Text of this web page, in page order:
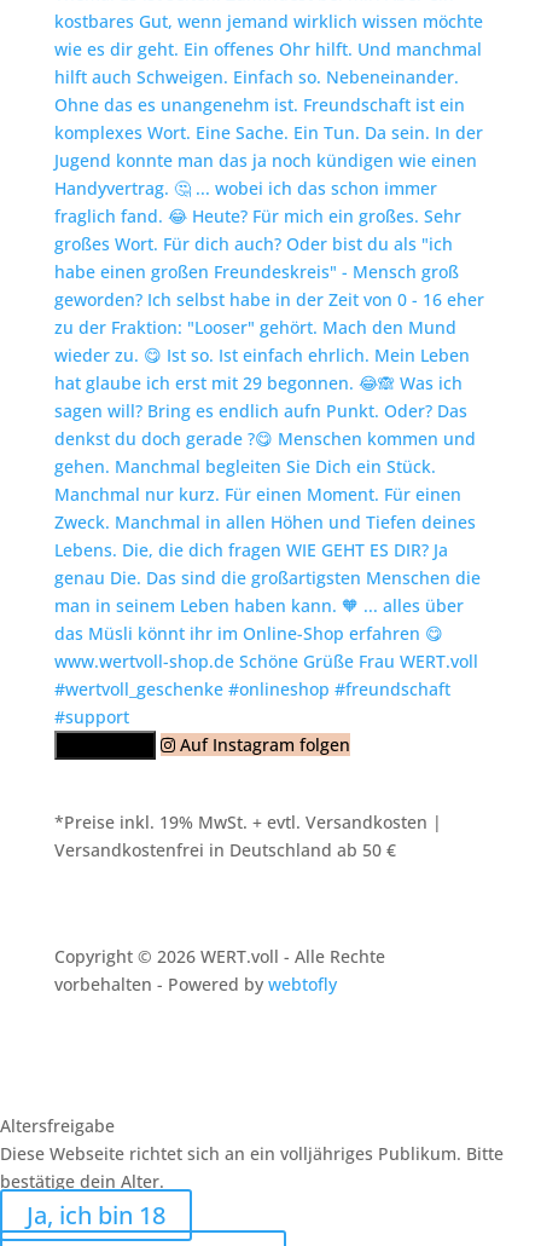
Auf Instagram folgen
*Preise inkl. 19% MwSt. + evtl. Versandkosten |
Versandkostenfrei in Deutschland ab 50 €
Copyright © 2026 WERT.voll - Alle Rechte
vorbehalten - Powered by webtofly
Altersfreigabe
Diese Webseite richtet sich an ein volljähriges Publikum. Bitte
bestätige dein Alter.
Ja, ich bin 18